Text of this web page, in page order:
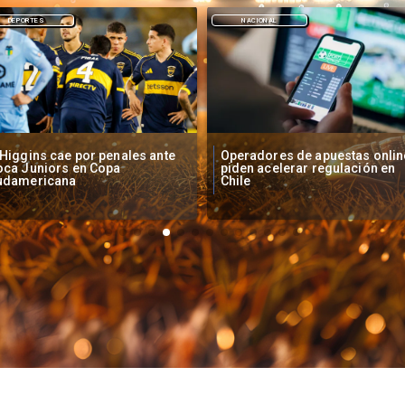
de apuestas online
acelerar regulación en
NACIONAL
Fallece Lucy López Cruz,
primera medallista chilena en
Juegos Panamericanos
DEPORTES